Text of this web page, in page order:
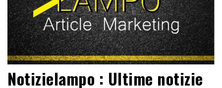
Notizielampo : Ultime notizie